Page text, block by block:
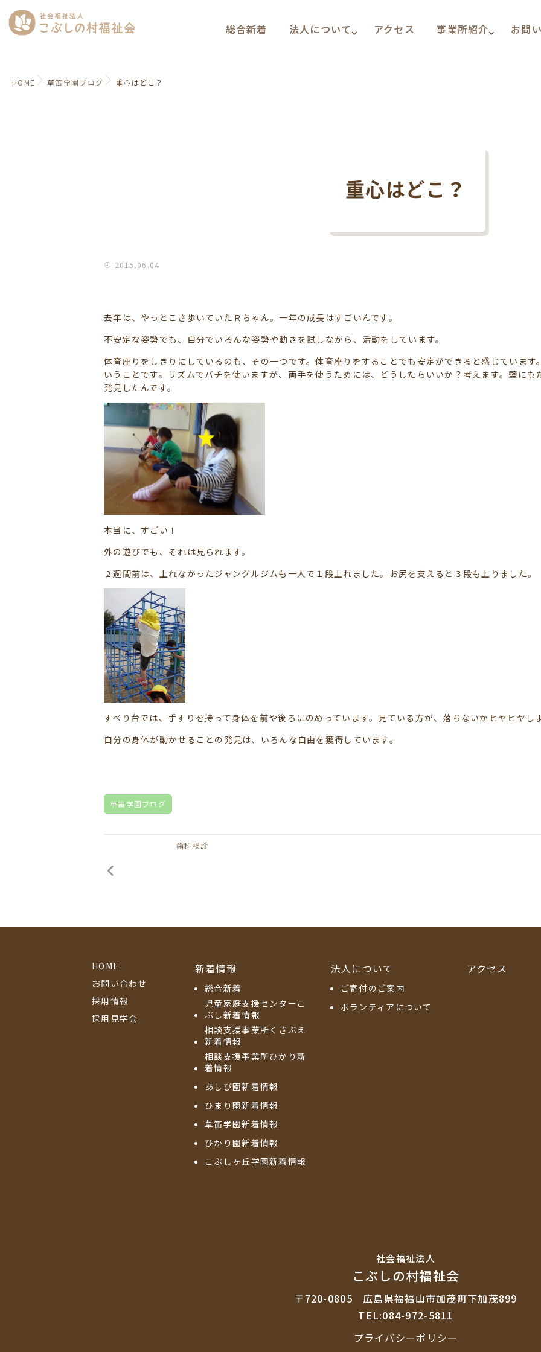
総合新着 法人について アクセス 事業所紹介 お問
HOME 草笛学園ブログ 重心はどこ？
重心はどこ？
2015.06.04
去年は、やっとこさ歩いていたＲちゃん。一年の成長はすごいんです。
不安定な姿勢でも、自分でいろんな姿勢や動きを試しながら、活動をしています。
体育座りをしきりにしているのも、その一つです。体育座りをすることでも安定ができると感じていま
いうことです。リズムでバチを使いますが、両手を使うためには、どうしたらいいか？考えます。壁に
発見したんです。
本当に、すごい！
外の遊びでも、それは見られます。
２週間前は、上れなかったジャングルジムも一人で１段上れました。お尻を支えると３段も上りました。
すべり台では、手すりを持って身体を前や後ろにのめっています。見ている方が、落ちないかヒヤヒヤし
自分の身体が動かせることの発見は、いろんな自由を獲得しています。
草笛学園ブログ
歯科検診
HOME
お問い合わせ
採用情報
採用見学会
新着情報
総合新着
児童家庭支援センターこ
ぶし新着情報
相談支援事業所くさぶえ
新着情報
相談支援事業所ひかり新
着情報
あしび園新着情報
ひまり園新着情報
草笛学園新着情報
ひかり園新着情報
こぶしヶ丘学園新着情報
法人について
ご寄付のご案内
ボランティアについて
アクセス
社会福祉法⼈
こぶしの村福祉会
〒720-0805 広島県福福山市加茂町下加茂899
TEL:084-972-5811
プライバシーポリシー